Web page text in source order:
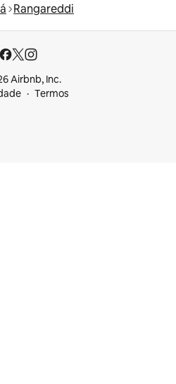
Rangareddi
Airbnb, Inc.
Termos